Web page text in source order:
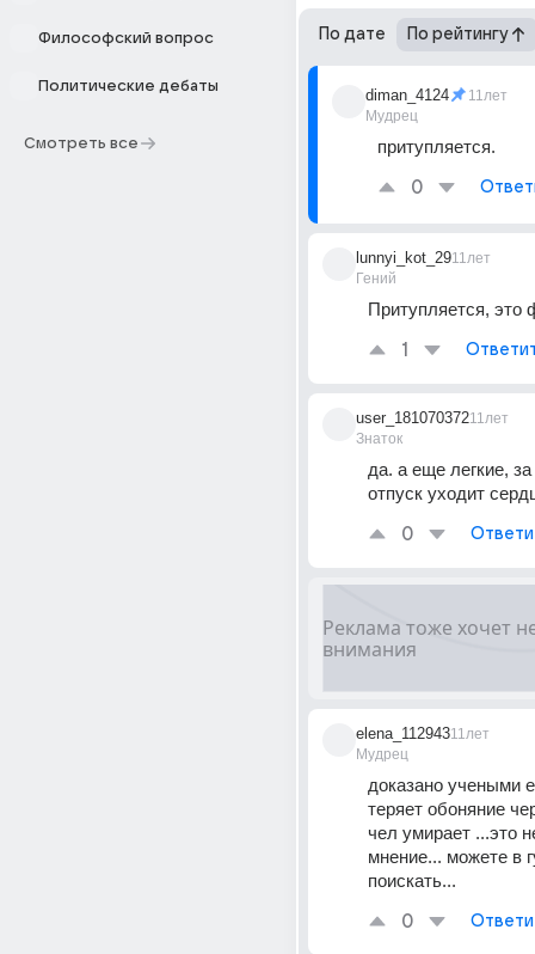
Философский вопрос
Политические дебаты
Смотреть все
По дате По рейтингу
diman_4124
Мудрец
11лет
притупляется.
0
lunnyi_kot_29
Гений
11лет
Притупляется, это
1
user_181070372
Знаток
11лет
да. а еще легкие,
отпуск уходит
0
elena_112943
Мудрец
11лет
доказано учеными
теряет обоняние
чел умирает ...это
мнение... можете в
поискать...
0